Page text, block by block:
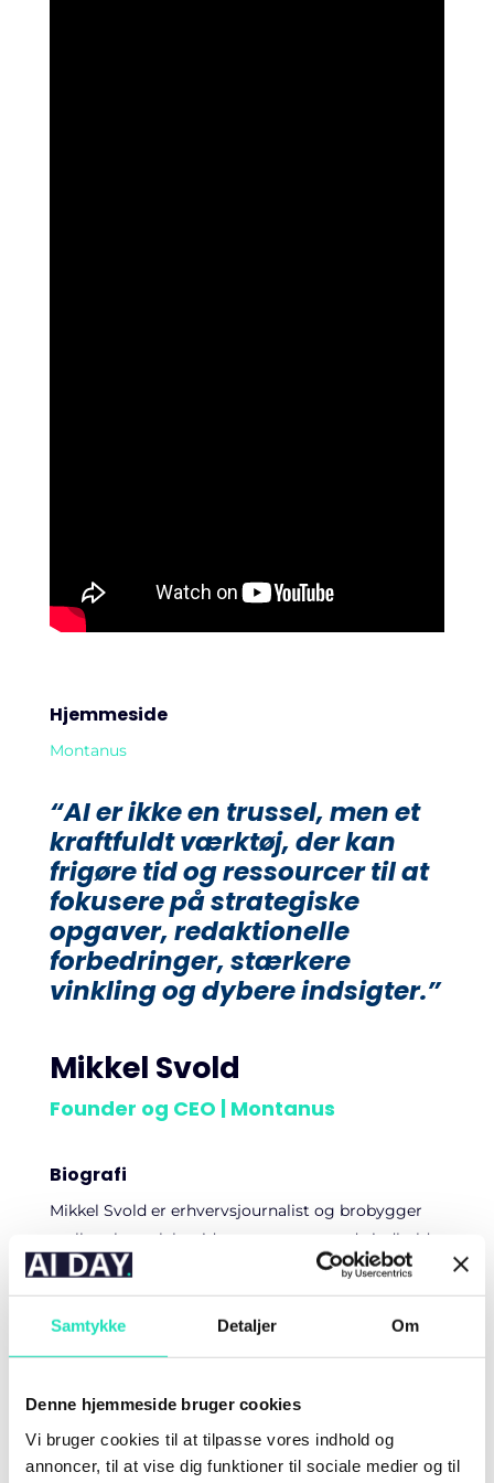
Samtykke Detaljer Om
Denne hjemmeside bruger cookies
Vi bruger cookies til at tilpasse vores indhold og
annoncer, til at vise dig funktioner til sociale medier og til
Hjemmeside
Montanus
“AI er ikke en trussel, men et
kraftfuldt værktøj, der kan
frigøre tid og ressourcer til at
fokusere på strategiske
opgaver, redaktionelle
forbedringer, stærkere
vinkling og dybere indsigter.”
Mikkel Svold
Founder og CEO | Montanus
Biografi
Mikkel Svold er erhvervsjournalist og brobygger
mellem kompleks viden og engagerende indhold.
Som grundlægger af Montanus, transformerer han
tung, teknisk indsigt til interessant indhold, der
skaber Thought Leadership og positionerer brands
for vidensdrevne virksomheder.
Passioneret for fremtiden og teknologisk
en uundværlig – og uundgåelig – hjælper, der kan